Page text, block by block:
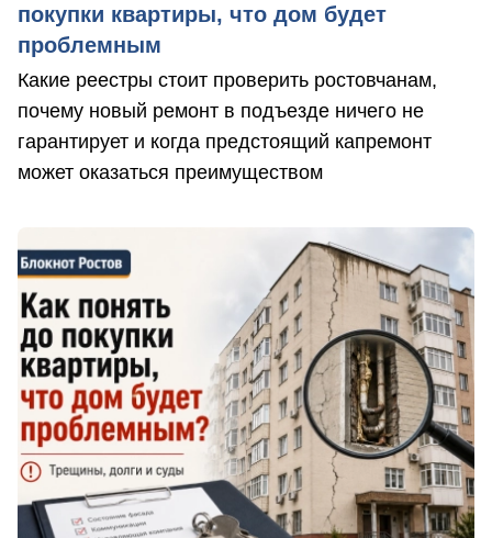
покупки квартиры, что дом будет
проблемным
Какие реестры стоит проверить ростовчанам,
почему новый ремонт в подъезде ничего не
гарантирует и когда предстоящий капремонт
может оказаться преимуществом